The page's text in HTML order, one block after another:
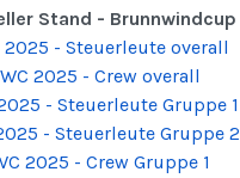
Stand - Brunnwindcup
2025 - Steuerleute overall
2025 - Crew overall
- Steuerleute Gruppe 1
- Steuerleute Gruppe 2
2025 - Crew Gruppe 1